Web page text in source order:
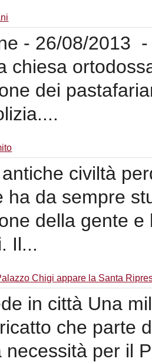
- 26/08/2013 -
chiesa
dei
civiltà
ha da sempre
della gente
Il...
Chigi appare la Santa
in città Una
che parte
necessità per il